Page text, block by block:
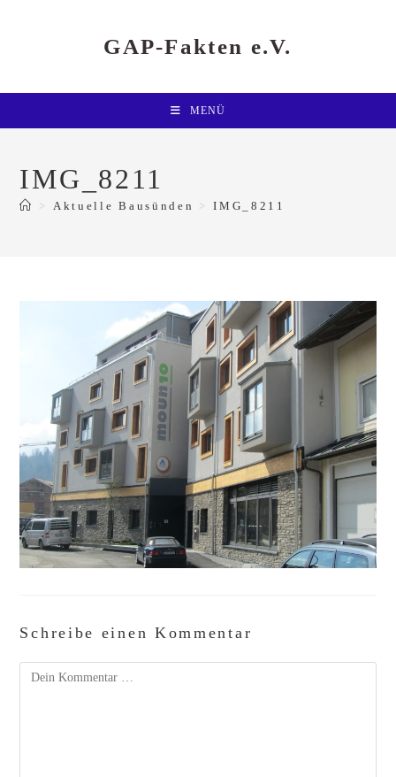
GAP-Fakten e.V.
MENÜ
IMG_8211
> Aktuelle Bausünden > IMG_8211
Schreibe einen Kommentar
Kommentar